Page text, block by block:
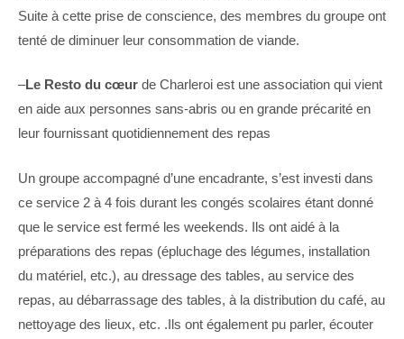
Suite à cette prise de conscience, des membres du groupe ont
tenté de diminuer leur consommation de viande.
–Le Resto du cœur de Charleroi est une association qui vient
en aide aux personnes sans-abris ou en grande précarité en
leur fournissant quotidiennement des repas
Un groupe accompagné d’une encadrante, s’est investi dans
ce service 2 à 4 fois durant les congés scolaires étant donné
que le service est fermé les weekends. Ils ont aidé à la
préparations des repas (épluchage des légumes, installation
du matériel, etc.), au dressage des tables, au service des
repas, au débarrassage des tables, à la distribution du café, au
nettoyage des lieux, etc. .Ils ont également pu parler, écouter